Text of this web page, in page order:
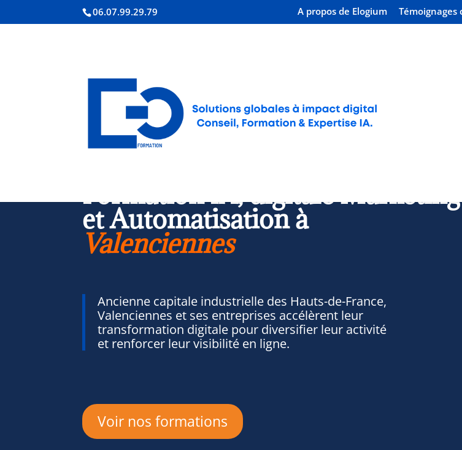
06.07.99.29.79 A propos de Elogium Témoignages
Formation IA & Digital à Valenciennes
Formation IA, digitale Marketing
et Automatisation à
Valenciennes
Ancienne capitale industrielle des Hauts-de-France,
Valenciennes et ses entreprises accélèrent leur
transformation digitale pour diversifier leur activité
et renforcer leur visibilité en ligne.
Voir nos formations